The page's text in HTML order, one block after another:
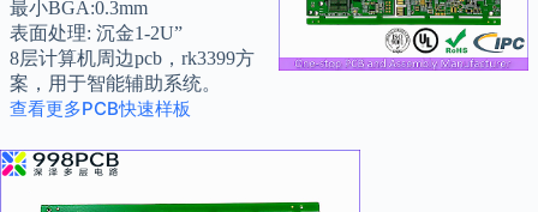
最小BGA:0.3mm
表面处理: 沉金1-2U”
8层计算机周边pcb，rk3399方
案，用于智能辅助系统。
查看更多PCB快速样板